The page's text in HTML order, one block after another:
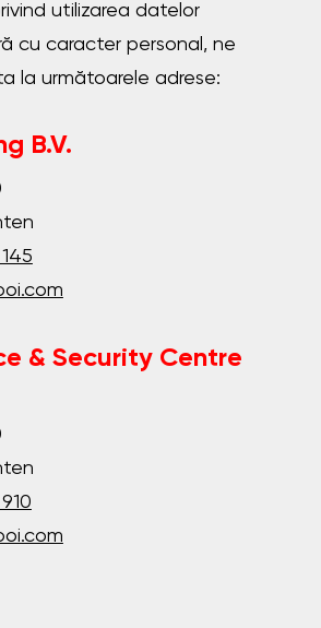
utilizarea datelor
cu caracter personal, ne
la următoarele adrese:
B.V.
& Security Centre